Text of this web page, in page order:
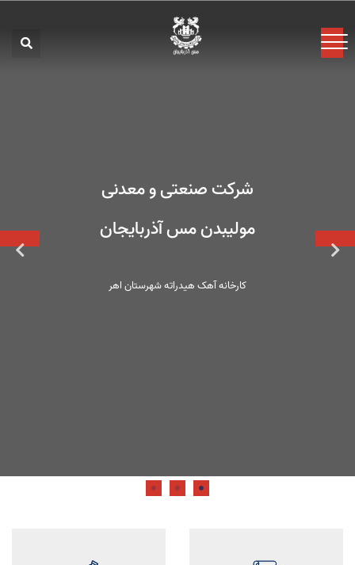
شرکت صنعتی و معدنی
مولیبدن مس آذربایجان
کارخانه آهک هیدراته شهرستان اهر